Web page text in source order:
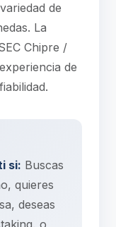
de
La
Chipre /
de
si: Buscas
quieres
deseas